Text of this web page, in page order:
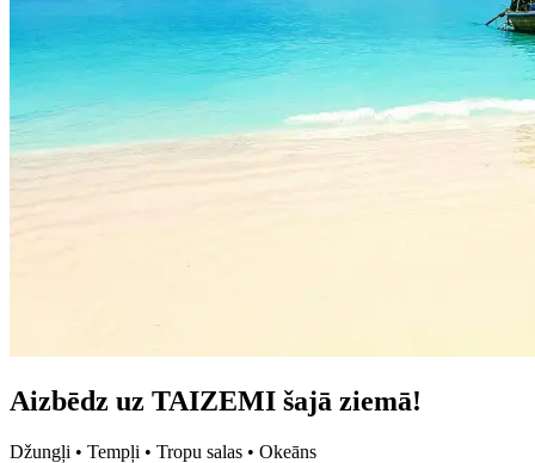
Aizbēdz uz TAIZEMI šajā ziemā!
Džungļi • Tempļi • Tropu salas • Okeāns